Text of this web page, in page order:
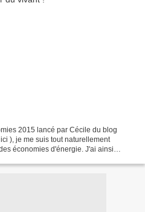
2015 lancé par Cécile du blog
), je me suis tout naturellement
économies d'énergie. J'ai ainsi